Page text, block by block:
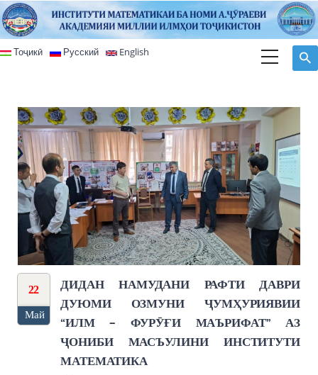
Перейти к основному содержанию
Тоҷикӣ Русский English
22
Май
ДИДАН НАМУДАНИ РАФТИ ДАВРИ
ДУЮМИ ОЗМУНИ ҶУМҲУРИЯВИИ
“ИЛМ – ФУРӮҒИ МАЪРИФАТ” АЗ
ҶОНИБИ МАСЪУЛИНИ ИНСТИТУТИ
МАТЕМАТИКА